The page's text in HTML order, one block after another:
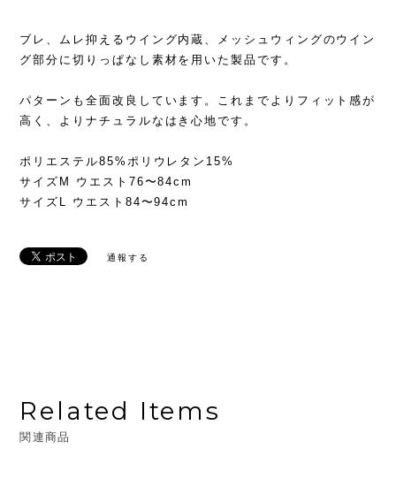
ブレ、ムレ抑えるウイング内蔵、メッシュウィングのウイン
グ部分に切りっぱなし素材を用いた製品です。
パターンも全面改良しています。これまでよりフィット感が
高く、よりナチュラルなはき心地です。
ポリエステル85%ポリウレタン15%
サイズM ウエスト76〜84cm
サイズL ウエスト84〜94cm
通報する
Related Items
関連商品